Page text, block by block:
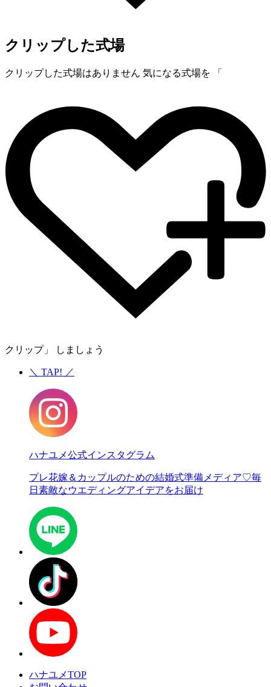
クリップした式場
クリップした式場はありません 気になる式場を 「
クリップ」 しましょう
＼ TAP! ／
ハナユメ公式インスタグラム
プレ花嫁＆カップルのための結婚式準備メディア♡毎
日素敵なウエディングアイデアをお届け
ハナユメTOP